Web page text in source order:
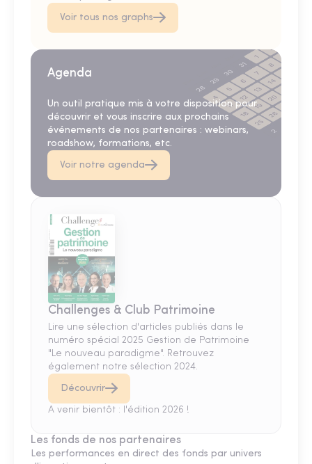
Voir tous nos graphs
Agenda
Un outil pratique mis à votre disposition pour
découvrir et vous inscrire aux prochains
événements de nos partenaires : webinars,
roadshow, formations, etc.
Voir notre agenda
Challenges & Club Patrimoine
Lire une sélection d'articles publiés dans le
numéro spécial 2025 Gestion de Patrimoine
"Le nouveau paradigme". Retrouvez
également notre sélection 2024.
Découvrir
A venir bientôt : l'édition 2026 !
Les fonds de nos partenaires
Les performances en direct des fonds par univers